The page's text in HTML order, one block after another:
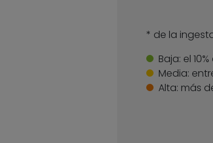
* de la
Baja: el
Media:
Alta: más